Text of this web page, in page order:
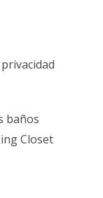
baños
Closet